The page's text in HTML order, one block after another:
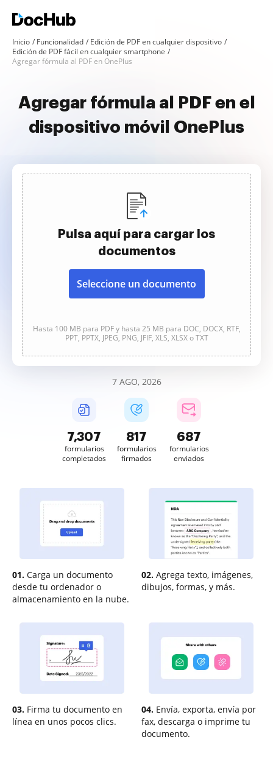
Inicio Funcionalidad
Edición de PDF en cualquier dispositivo
Edición de PDF fácil en cualquier smartphone
Agregar fórmula al PDF en OnePlus
Agregar fórmula al PDF en el
dispositivo móvil OnePlus
Pulsa aquí para cargar los
documentos
Seleccione un documento
Hasta 100 MB para PDF y hasta 25 MB para DOC, DOCX, RTF,
PPT, PPTX, JPEG, PNG, JFIF, XLS, XLSX o TXT
7 AGO, 2026
7,307
formularios
completados
817
formularios
firmados
687
formularios
enviados
01. Carga un documento
desde tu ordenador o
almacenamiento en la nube.
02. Agrega texto, imágenes,
dibujos, formas, y más.
03. Firma tu documento en
línea en unos pocos clics.
04. Envía, exporta, envía por
fax, descarga o imprime tu
documento.